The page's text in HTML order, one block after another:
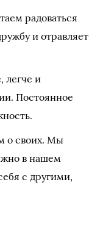
радоваться
и отравляет
легче и
Постоянное
о своих. Мы
в нашем
с другими,